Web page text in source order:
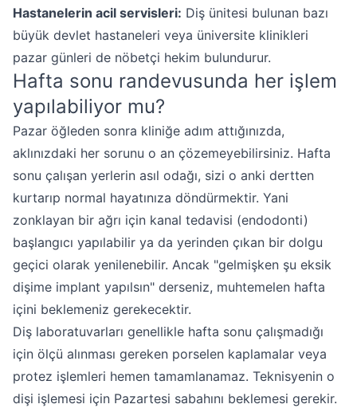
Hastanelerin acil servisleri: Diş ünitesi bulunan bazı
büyük devlet hastaneleri veya üniversite klinikleri
pazar günleri de nöbetçi hekim bulundurur.
Hafta sonu randevusunda her işlem
yapılabiliyor mu?
Pazar öğleden sonra kliniğe adım attığınızda,
aklınızdaki her sorunu o an çözemeyebilirsiniz. Hafta
sonu çalışan yerlerin asıl odağı, sizi o anki dertten
kurtarıp normal hayatınıza döndürmektir. Yani
zonklayan bir ağrı için kanal tedavisi (endodonti)
başlangıcı yapılabilir ya da yerinden çıkan bir dolgu
geçici olarak yenilenebilir. Ancak "gelmişken şu eksik
dişime implant yapılsın" derseniz, muhtemelen hafta
içini beklemeniz gerekecektir.
Diş laboratuvarları genellikle hafta sonu çalışmadığı
için ölçü alınması gereken porselen kaplamalar veya
protez işlemleri hemen tamamlanamaz. Teknisyenin o
dişi işlemesi için Pazartesi sabahını beklemesi gerekir.